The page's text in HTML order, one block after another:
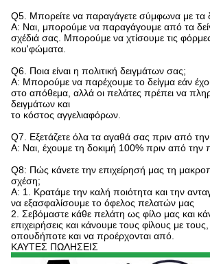
Q5. Μπορείτε να παραγάγετε σύμφωνα με τα
Α: Ναι, μπορούμε να παραγάγουμε από τα
σχέδιά σας. Μπορούμε να χτίσουμε τις
κοu'φώματα.
Q6. Ποια είναι η πολιτική δειγμάτων σας;
Α: Μπορούμε να παρέχουμε το δείγμα εάν
στο απόθεμα, αλλά οι πελάτες πρέπει να
δειγμάτων και
το κόστος αγγελιαφόρων.
Q7. Εξετάζετε όλα τα αγαθά σας πριν από
Α: Ναι, έχουμε τη δοκιμή 100% πριν από την
Q8: Πώς κάνετε την επιχείρησή μας τη
σχέση;
Α: 1. Κρατάμε την καλή ποιότητα και την
να εξασφαλίσουμε το όφελος πελατών μας
2. Σεβόμαστε κάθε πελάτη ως φίλο μας και
επιχειρήσεις και κάνουμε τους φίλους με τους,
οπουδήποτε και να προέρχονται από.
ΚΑΥΤΕΣ ΠΩΛΗΣΕΙΣ